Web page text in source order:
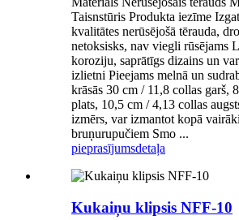
Taisnstūris Produkta iezīme
kvalitātes nerūsējošā tērauda,
netoksisks, nav viegli rūsējams
koroziju, saprātīgs dizains un
izlietni Pieejams melnā un
krāsās 30 cm / 11,8 collas garš,
plats, 10,5 cm / 4,13 collas
izmērs, var izmantot kopā
bruņurupučiem Smo ...
pieprasījumsdetaļa
Kukaiņu klipsis NFF-10